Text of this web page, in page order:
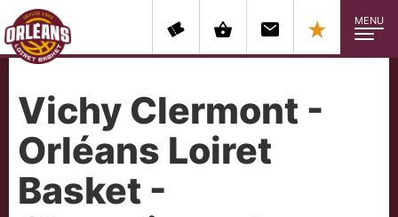
MENU
Vichy Clermont -
Orléans Loiret
Basket -